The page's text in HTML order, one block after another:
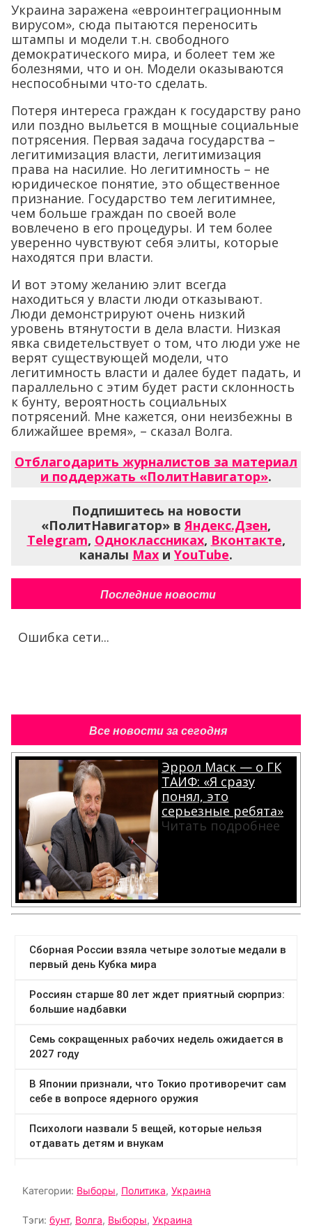
Украина заражена «евроинтеграционным
вирусом», сюда пытаются переносить
штампы и модели т.н. свободного
демократического мира, и болеет тем же
болезнями, что и он. Модели оказываются
неспособными что-то сделать.
Потеря интереса граждан к государству рано
или поздно выльется в мощные социальные
потрясения. Первая задача государства –
легитимизация власти, легитимизация
права на насилие. Но легитимность – не
юридическое понятие, это общественное
признание. Государство тем легитимнее,
чем больше граждан по своей воле
вовлечено в его процедуры. И тем более
уверенно чувствуют себя элиты, которые
находятся при власти.
И вот этому желанию элит всегда
находиться у власти люди отказывают.
Люди демонстрируют очень низкий
уровень втянутости в дела власти. Низкая
явка свидетельствует о том, что люди уже не
верят существующей модели, что
легитимность власти и далее будет падать, и
параллельно с этим будет расти склонность
к бунту, вероятность социальных
потрясений. Мне кажется, они неизбежны в
ближайшее время», – сказал Волга.
Отблагодарить журналистов за материал
и поддержать «ПолитНавигатор».
Подпишитесь на новости
«ПолитНавигатор» в Яндекс.Дзен,
Telegram, Одноклассниках, Вконтакте,
каналы Max и YouTube.
Последние новости
Ошибка сети...
Все новости за сегодня
Эррол Маск — о ГК
ТАИФ: «Я сразу
понял, это
серьезные ребята»
Читать подробнее
Категории: Выборы, Политика, Украина
Тэги: бунт, Волга, Выборы, Украина